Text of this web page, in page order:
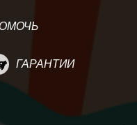
ГАРАНТИИ